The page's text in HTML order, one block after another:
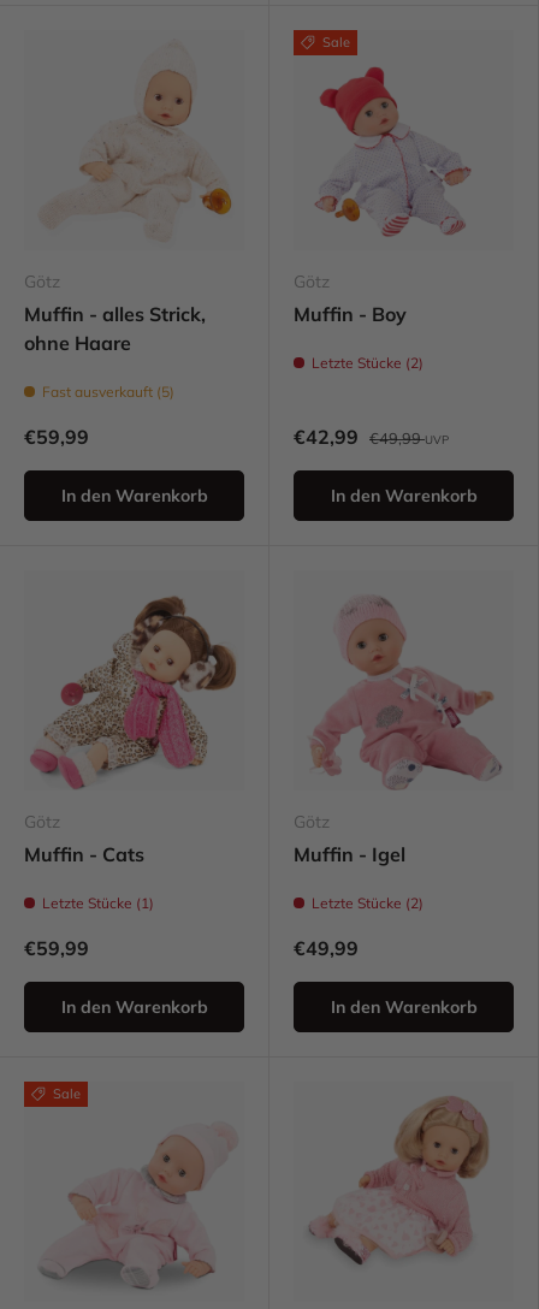
Götz
Muffin - alles Strick,
ohne Haare
Fast ausverkauft (5)
€59,99
In den Warenkorb
Sale
Götz
Muffin - Boy
Letzte Stücke (2)
€42,99 €49,99UVP
In den Warenkorb
Götz
Muffin - Cats
Letzte Stücke (1)
€59,99
In den Warenkorb
Götz
Muffin - Igel
Letzte Stücke (2)
€49,99
In den Warenkorb
Sale